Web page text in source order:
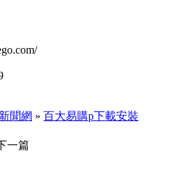
聞網 » 百大易購p下載安裝
一篇